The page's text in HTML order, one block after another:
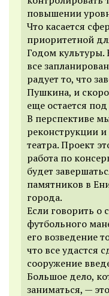
повышении
Что касается
приоритетной
Годом культуры.
все
радует то, что
Пушкина, и
еще остается
В перспективе
реконструкции
театра. Проект
работа по
будет
памятников в
города.
Если говорить о
футбольного
его возведение
что все удастся
сооружение
Большое дело,
заниматься, —